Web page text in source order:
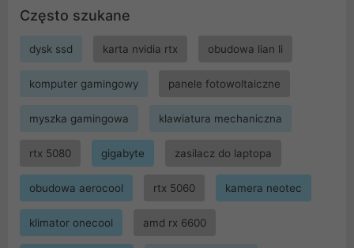
Często szukane
dysk ssd karta nvidia rtx obudowa lian li
komputer gamingowy panele fotowoltaiczne
myszka gamingowa klawiatura mechaniczna
rtx 5080 gigabyte zasilacz do laptopa
obudowa aerocool rtx 5060 kamera neotec
klimator onecool amd rx 6600